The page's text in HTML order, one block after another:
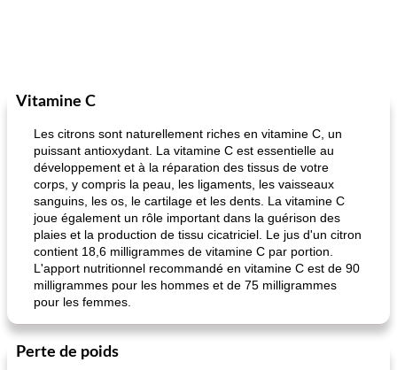
Vitamine C
Les citrons sont naturellement riches en vitamine C, un
puissant antioxydant. La vitamine C est essentielle au
développement et à la réparation des tissus de votre
corps, y compris la peau, les ligaments, les vaisseaux
sanguins, les os, le cartilage et les dents. La vitamine C
joue également un rôle important dans la guérison des
plaies et la production de tissu cicatriciel. Le jus d'un citron
contient 18,6 milligrammes de vitamine C par portion.
L'apport nutritionnel recommandé en vitamine C est de 90
milligrammes pour les hommes et de 75 milligrammes
pour les femmes.
Perte de poids